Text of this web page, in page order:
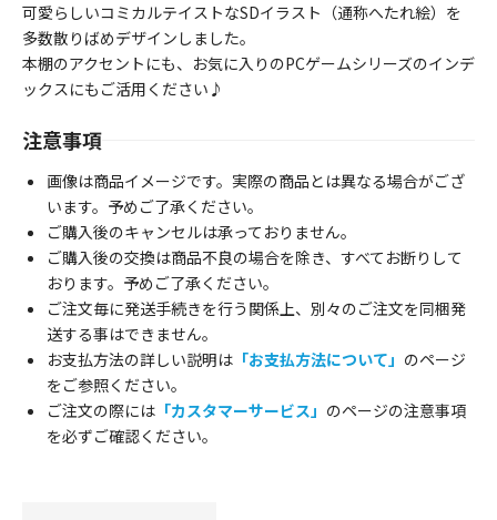
可愛らしいコミカルテイストなSDイラスト（通称へたれ絵）を
多数散りばめデザインしました。
本棚のアクセントにも、お気に入りのPCゲームシリーズのインデ
ックスにもご活用ください♪
注意事項
画像は商品イメージです。実際の商品とは異なる場合がござ
います。予めご了承ください。
ご購入後のキャンセルは承っておりません。
ご購入後の交換は商品不良の場合を除き、すべてお断りして
おります。予めご了承ください。
ご注文毎に発送手続きを行う関係上、別々のご注文を同梱発
送する事はできません。
お支払方法の詳しい説明は 「お支払方法について」 のページ
をご参照ください。
ご注文の際には 「カスタマーサービス」 のページの注意事項
を必ずご確認ください。